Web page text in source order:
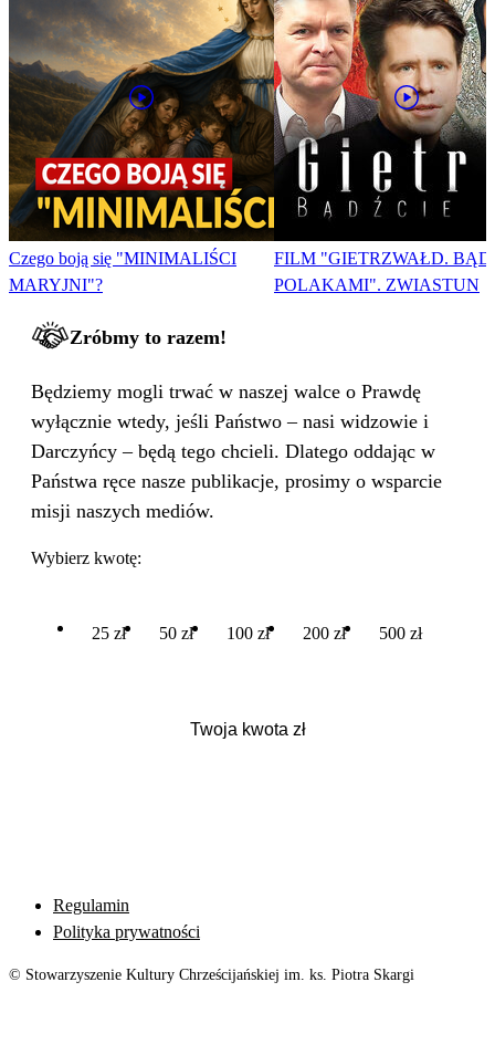
Czego boją się "MINIMALIŚCI
MARYJNI"?
FILM "GIETRZWAŁD.
POLAKAMI". ZWIASTUN
Zróbmy to razem!
Będziemy mogli trwać w naszej walce o Prawdę
wyłącznie wtedy, jeśli Państwo – nasi widzowie i
Darczyńcy – będą tego chcieli. Dlatego oddając w
Państwa ręce nasze publikacje, prosimy o wsparcie
misji naszych mediów.
Wybierz kwotę:
25 zł 50 zł 100 zł 200 zł 500 zł
Regulamin
Polityka prywatności
© Stowarzyszenie Kultury Chrześcijańskiej im. ks. Piotra Skargi